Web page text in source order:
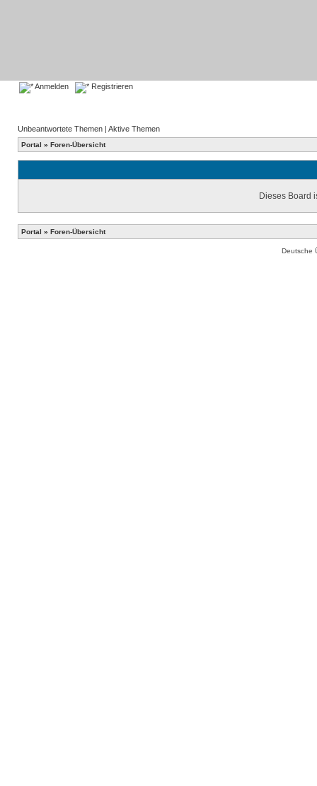
Anmelden Registrieren
Unbeantwortete Themen | Aktive Themen
Portal » Foren-Übersicht
Dieses Board
Portal » Foren-Übersicht
Deutsche